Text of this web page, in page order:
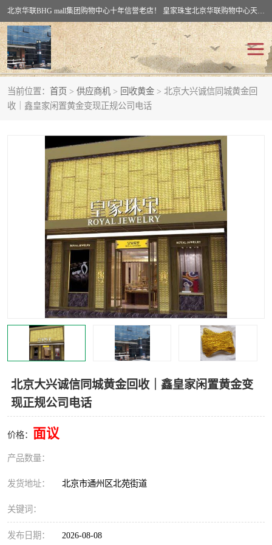
北京华联BHG mall集团购物中心十年信誉老店！ 皇家珠宝北京华联购物中心天时名苑店竭诚欢迎您。 北京市通州区（八通线）通州北苑地铁华联购物中心一层皇家珠宝 北京皇家珠宝通州黄金回收黄金首饰加工店（八通线: 通州北苑地铁华联店）：通州区通州北苑地铁华联购物中心一层皇家珠宝。
当前位置： 首页 > 供应商机 > 回收黄金 > 北京大兴诚信同城黄金回
收｜鑫皇家闲置黄金变现正规公司电话
北京大兴诚信同城黄金回收｜鑫皇家闲置黄金变
现正规公司电话
价格： 面议
产品数量：
发货地址： 北京市通州区北苑街道
关键词：
发布日期： 2026-08-08
回收黄金 回收铂金
回收钯金 回收钻石
回收翡翠玉石